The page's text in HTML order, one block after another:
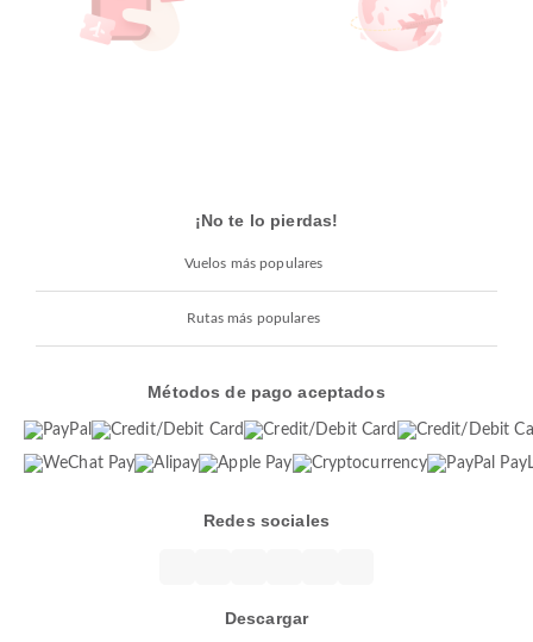
¡No te lo pierdas!
Vuelos más populares
Rutas más populares
Métodos de pago aceptados
Redes sociales
Descargar